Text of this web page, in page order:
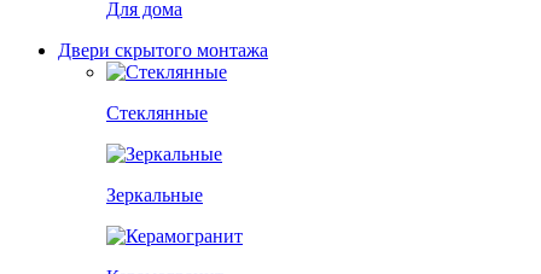
Для дома
Двери скрытого монтажа
Стеклянные
Зеркальные